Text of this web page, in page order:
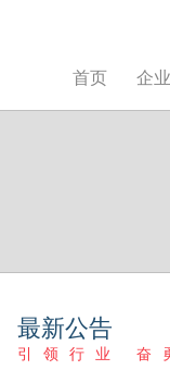
首页 企
最新公告
引领行业 奋